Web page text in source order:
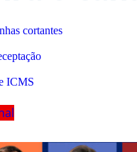
cortantes
ICMS